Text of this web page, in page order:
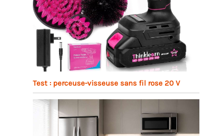
Test : perceuse-visseuse sans fil rose 20 V